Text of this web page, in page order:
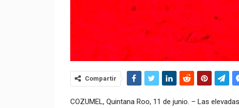
Compartir
COZUMEL, Quintana Roo, 11 de junio. – Las